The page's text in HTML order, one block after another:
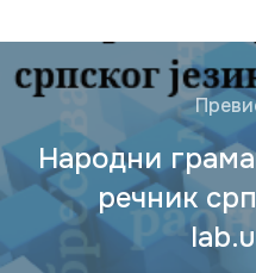
Народни
речник